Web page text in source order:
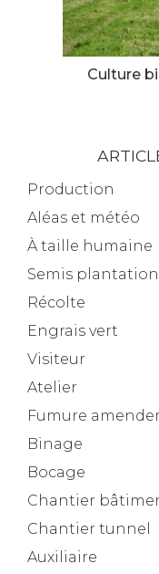
Culture
Production
Aléas et météo
À taille humaine
Semis plantation
Récolte
Engrais vert
Visiteur
Atelier
Fumure
Binage
Bocage
Chantier
Chantier tunnel
Auxiliaire